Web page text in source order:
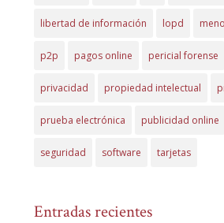
libertad de información lopd
p2p pagos online pericial forense
privacidad propiedad intelectual
prueba electrónica publicidad online
seguridad software tarjetas
Entradas recientes